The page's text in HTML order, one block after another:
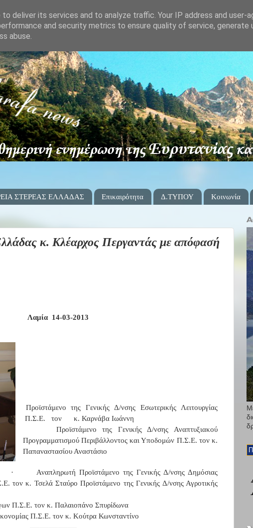
ΣΤΕΡΕΑΣ ΕΛΛΑΔΑΣ Επικαιρότητα Δ.ΤΥΠΟΥ Κοινωνία
κ. Κλέαρχος Περγαντάς με απόφασή
Λαμία 14-03-2013
Προϊστάμενο της Γενικής Δ/νσης Εσωτερικής
Λειτουργίας
Π.Σ.Ε.
τον
κ. Καρνάβα Ιωάννη
Προϊστάμενο της Γενικής Δ/νσης Αναπτυξιακού
Προγραμματισμού Περιβάλλοντος και Υποδομών Π.Σ.Ε. τον κ.
Παπαναστασίου Αναστάσιο
·
Αναπληρωτή Προϊστάμενο της Γενικής Δ/νσης Δημόσιας
τον κ. Τσελά Σταύρο Προϊστάμενο της Γενικής Δ/νσης Αγροτικής
Π.Σ.Ε. τον κ. Παλαιοπάνο Σπυρίδωνα
Π.Σ.Ε. τον κ. Κούτρα Κωνσταντίνο
deliver its services and to analyze traffic. Your IP address and user-
and security metrics to ensure quality of service, generate
abuse.